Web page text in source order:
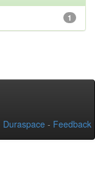
1
Duraspace - Feedback